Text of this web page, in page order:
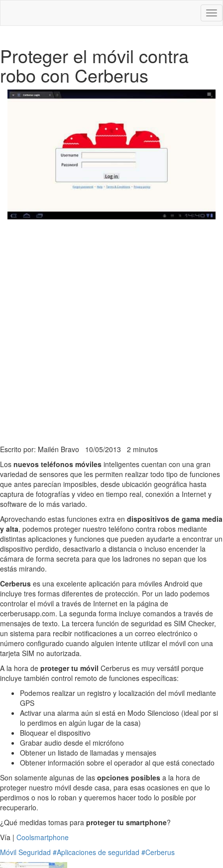
Proteger el móvil contra
robo con Cerberus
Escrito por: Mailén Bravo 10/05/2013 2 minutos
Los nuevos teléfonos móviles inteligentes cuentan con una gran
variedad de sensores que les permiten realizar todo tipo de funciones
que antes parecían imposibles, desde ubicación geográfica hasta
captura de fotografías y video en tiempo real, conexión a Internet y
software de lo más variado.
Aprovechando estas funciones extra en dispositivos de gama media
y alta, podemos proteger nuestro teléfono contra robos mediante
distintas aplicaciones y funciones que pueden ayudarte a encontrar un
dispositivo perdido, desactivarlo a distancia o incluso encender la
cámara de forma secreta para que los ladrones no sepan que los
estás mirando.
Cerberus es una excelente aplicación para móviles Android que
incluye tres formas diferentes de protección. Por un lado podemos
controlar el móvil a través de Internet en la página de
cerberusapp.com. La segunda forma incluye comandos a través de
mensajes de texto. La tercera función de seguridad es SIM Checker,
un sistema para recibir notificaciones a un correo electrónico o
número configurado cuando alguien intente utilizar el móvil con una
tarjeta SIM no autorizada.
A la hora de proteger tu móvil Cerberus es muy versátil porque
incluye también control remoto de funciones específicas:
Podemos realizar un registro y localización del móvil mediante
GPS
Activar una alarma aún si está en Modo Silencioso (ideal por si
lo perdimos en algún lugar de la casa)
Bloquear el dispositivo
Grabar audio desde el micrófono
Obtener un listado de llamadas y mensajes
Obtener información sobre el operador al que está conectado
Son solamente algunas de las opciones posibles a la hora de
proteger nuestro móvil desde casa, para esas ocasiones en que lo
perdimos o nos lo roban y queremos hacer todo lo posible por
recuperarlo.
¿Qué medidas tomas para proteger tu smartphone?
Vía | Coolsmartphone
Móvil Seguridad #Aplicaciones de seguridad #Cerberus